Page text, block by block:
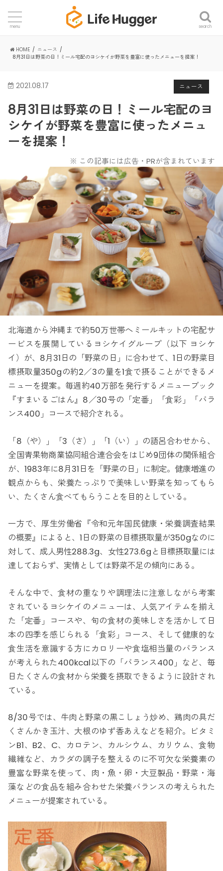
search
menu
HOME
ニュース
8月31日は野菜の日！ミール宅配のヨシケイが野菜を豊富に使ったメニューを提案！
ニュース
2021.08.17
8月31日は野菜の日！ミール宅配のヨ
シケイが野菜を豊富に使ったメニュ
ーを提案！
※ この記事には広告・PRが含まれています
北海道から沖縄まで約50万世帯へミールキットの宅配サ
ービスを展開しているヨシケイグループ（以下 ヨシケ
イ）が、8月31日の「野菜の日」に合わせて、1日の野菜目
標摂取量350gの約2／3の量を1食で摂ることができるメ
ニューを提案。毎週約40万部を発行するメニューブック
『すまいるごはん』8／30号の「定番」「食彩」「バラ
ンス400」コースで紹介される。
「8（や）」「3（さ）」「1（い）」の語呂合わせから、
全国青果物商業協同組合連合会をはじめ9団体の関係組合
が、1983年に8月31日を「野菜の日」に制定。健康増進の
観点からも、栄養たっぷりで美味しい野菜を知ってもら
い、たくさん食べてもらうことを目的としている。
一方で、厚生労働省『令和元年国民健康・栄養調査結果
の概要』によると、1日の野菜の目標摂取量が350gなのに
対して、成人男性288.3g、女性273.6gと目標摂取量には
達しておらず、実情としては野菜不足の傾向にある。
そんな中で、食材の重なりや調理法に注意しながら考案
されているヨシケイのメニューは、人気アイテムを揃え
た「定番」コースや、旬の食材の美味しさを活かして日
本の四季を感じられる「食彩」コース、そして健康的な
食生活を意識する方にカロリーや食塩相当量のバランス
が考えられた400kcal以下の「バランス400」など、毎
日たくさんの食材から栄養を摂取できるように設計され
ている。
8/30号では、牛肉と野菜の黒こしょう炒め、鶏肉の具だ
くさんかき玉汁、大根のゆず香あえなどを紹介。ビタミ
ンB1、B2、C、カロテン、カルシウム、カリウム、食物
繊維など、カラダの調子を整えるのに不可欠な栄養素の
豊富な野菜を使って、肉・魚・卵・大豆製品・野菜・海
藻などの食品を組み合わせた栄養バランスの考えられた
メニューが提案されている。